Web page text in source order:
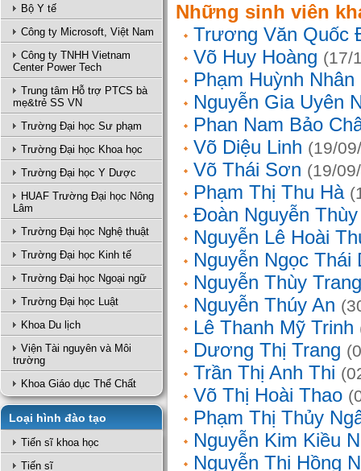
Bộ Y tế
Công ty Microsoft, Việt Nam
Công ty TNHH Vietnam
Center Power Tech
Trung tâm Hỗ trợ PTCS bà
mẹ&trẻ SS VN
Trường Đại học Sư phạm
Trường Đại học Khoa học
Trường Đại học Y Dược
HUAF Trường Đại học Nông
Lâm
Trường Đại học Nghệ thuật
Trường Đại học Kinh tế
Trường Đại học Ngoại ngữ
Trường Đại học Luật
Khoa Du lịch
Viện Tài nguyên và Môi
trường
Khoa Giáo dục Thể Chất
Loại hình đào tạo
Tiến sĩ khoa học
Tiến sĩ
Những sinh viên
Trương Văn Quốc
Võ Huy Hoàng (17/
Phạm Huỳnh Nhân
Nguyễn Gia Uyên
Phan Nam Bảo
Võ Diệu Linh (19/
Võ Thái Sơn (19/
Phạm Thị Thu Hà
Đoàn Nguyễn
Nguyễn Lê Hoài
Nguyễn Ngọc Thái
Nguyễn Thùy Trang
Nguyễn Thúy An
Lê Thanh Mỹ Trinh
Dương Thị Trang
Trần Thị Anh Thi
Võ Thị Hoài Thao
Phạm Thị Thủy
Nguyễn Kim Kiều
Nguyễn Thị Hồng